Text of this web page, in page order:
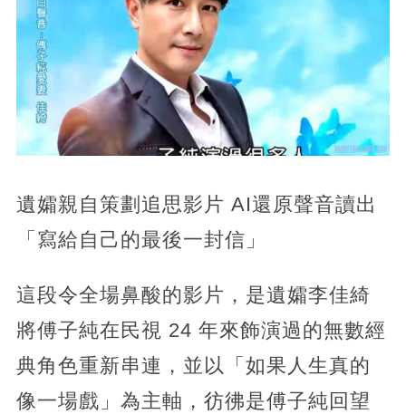
遺孀親自策劃追思影片 AI還原聲音讀出
「寫給自己的最後一封信」
這段令全場鼻酸的影片，是遺孀李佳綺
將傅子純在民視 24 年來飾演過的無數經
典角色重新串連，並以「如果人生真的
像一場戲」為主軸，彷彿是傅子純回望